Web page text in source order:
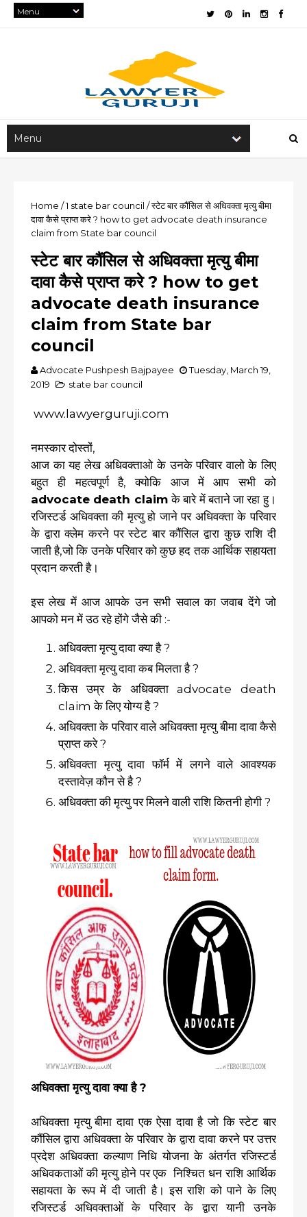
Home /1 state bar council /स्टेट बार कौंसिल से अधिवक्ता मृत्यु बीमा
दावा कैसे प्राप्त करे ? how to get advocate death insurance
claim from State bar council
स्टेट बार कौंसिल से अधिवक्ता मृत्यु बीमा
दावा कैसे प्राप्त करे ? how to get
advocate death insurance
claim from State bar
council
Advocate Pushpesh Bajpayee
Tuesday, March 19,
2019
state bar council
www.lawyerguruji.com
नमस्कार दोस्तों,
आज का यह लेख अधिवक्ताओ के उनके परिवार वालो के लिए
बहुत ही महत्वपूर्ण है, क्योकि आज में आप सभी को
advocate death claimके बारे में बताने जा रहा हु।
रजिस्टर्ड अधिवक्ता की मृत्यु हो जाने पर अधिवक्ता के परिवार
के द्वारा क्लेम करने पर स्टेट बार कौंसिल द्वारा कुछ राशि दी
जाती है,जो कि उनके परिवार को कुछ हद तक आर्थिक सहायता
प्रदान करती है।
इस लेख में आज आपके उन सभी सवाल का जवाब देंगे जो
आपको मन में उठ रहे होंगे जैसे की :-
अधिवक्ता मृत्यु दावा क्या है ?
अधिवक्ता मृत्यु दावा कब मिलता है ?
किस उम्र के अधिवक्ता advocate death
claim के लिए योग्य है ?
अधिवक्ता के परिवार वाले अधिवक्ता मृत्यु बीमा दावा कैसे
प्राप्त करे ?
अधिवक्ता मृत्यु दावा फॉर्म में लगने वाले आवश्यक
दस्तावेज़ कौन से है ?
अधिवक्ता की मृत्यु पर मिलने वाली राशि कितनी होगी ?
अधिवक्ता मृत्यु दावा क्या है ?
अधिवक्ता मृत्यु बीमा दावा एक ऐसा दावा है जो कि स्टेट बार
कौंसिल द्वारा अधिवक्ता के परिवार के द्वारा दावा करने पर उत्तर
प्रदेश अधिवक्ता कल्याण निधि योजना के अंतर्गत रजिस्टर्ड
अधिवकताओं की मृत्यु होने पर एक निश्चित धन राशि आर्थिक
सहायता के रूप में दी जाती है। इस राशि को पाने के लिए
रजिस्टर्ड अधिवक्ताओं के परिवार के द्वारा यानी उनके